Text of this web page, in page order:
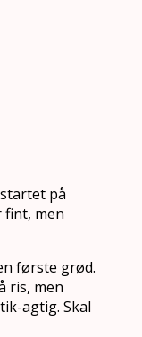
på
fint, men
første grød.
ris, men
agtig. Skal